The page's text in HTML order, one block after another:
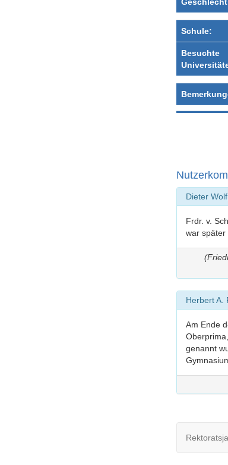
Schule:
Besuchte
Dieter
Frdr. v.
war später
Herbert A.
Am Ende
genannt